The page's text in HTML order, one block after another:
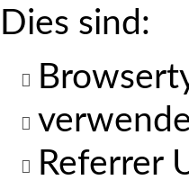
Dies sind:
Referrer